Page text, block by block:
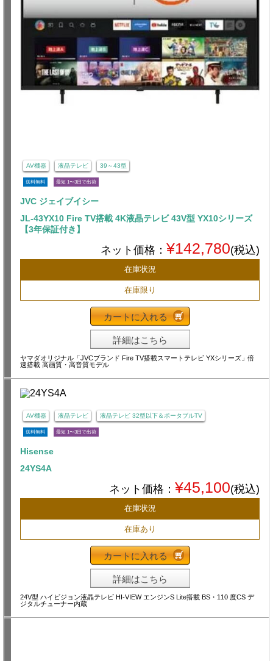
AV機器 液晶テレビ 39～43型
送料無料 最短 1〜3日で出荷
JVC ジェイブイシー
JL-43YX10 Fire TV搭載 4K液晶テレビ 43V型 YX10シリーズ
【3年保証付き】
ネット価格： ¥142,780(税込)
在庫状況
在庫限り
カートに入れる
詳細はこちら
ヤマダオリジナル「JVCブランド Fire TV搭載スマートテレビ YXシリーズ」倍
速搭載 高画質・高音質モデル
AV機器 液晶テレビ 液晶テレビ 32型以下＆ポータブルTV
送料無料 最短 1〜3日で出荷
Hisense
24YS4A
ネット価格： ¥45,100(税込)
在庫状況
在庫あり
カートに入れる
詳細はこちら
24V型 ハイビジョン液晶テレビ HI-VIEW エンジンS Lite搭載 BS・110 度CS デ
ジタルチューナー内蔵